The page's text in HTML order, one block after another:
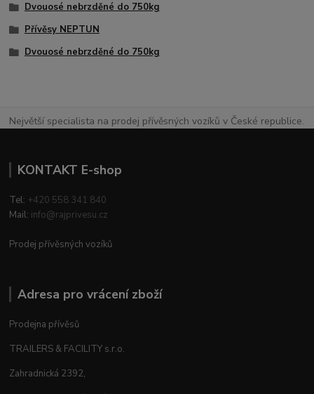
Dvouosé nebrzděné do 750kg
Přívěsy NEPTUN
Dvouosé nebrzděné do 750kg
Největší specialista na prodej přívěsných vozíků v České republice.
KONTAKT E-shop
Tel: +420 558 341 840
Mail: info@rajprivesu.cz
Prodej přívěsných vozíků
Adresa pro vrácení zboží
Prodejna přívěsů
TRAILERS & FACILITY s.r.o.
Zahradnická 2392,